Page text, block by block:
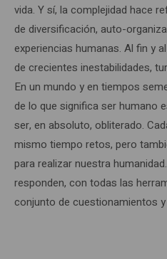
vida. Y sí, la complejidad hace
de diversificación, auto-
experiencias humanas. Al fin y
de crecientes inestabilidades,
En un mundo y en tiempos
de lo que significa ser humano
ser, en absoluto, obliterado.
mismo tiempo retos, pero
para realizar nuestra
responden, con todas las
conjunto de cuestionamientos